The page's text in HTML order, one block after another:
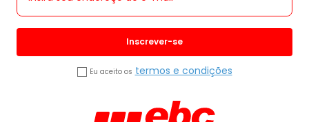
Inscrever-se
Eu aceito os termos e condições